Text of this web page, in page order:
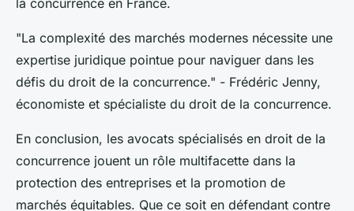
la concurrence en France.
"La complexité des marchés modernes nécessite une
expertise juridique pointue pour naviguer dans les
défis du droit de la concurrence." - Frédéric Jenny,
économiste et spécialiste du droit de la concurrence.
En conclusion, les avocats spécialisés en droit de la
concurrence jouent un rôle multifacette dans la
protection des entreprises et la promotion de
marchés équitables. Que ce soit en défendant contre